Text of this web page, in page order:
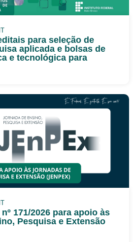
para seleção de
aplicada e bolsas de
e tecnológica para
171/2026 para apoio às
Pesquisa e Extensão